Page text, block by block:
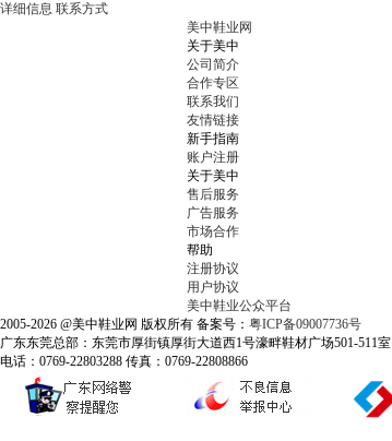
详细信息 联系方式
美中鞋业网
关于美中
公司简介
合作专区
联系我们
友情链接
新手指南
账户注册
关于美中
售后服务
广告服务
市场合作
帮助
注册协议
用户协议
美中鞋业公众平台
2005-2026 @美中鞋业网 版权所有 备案号： 粤ICP备09007736号
广东东莞总部：东莞市厚街镇厚街大道西1号濠畔鞋材广场501-511室
电话：0769-22803288 传真：0769-22808866